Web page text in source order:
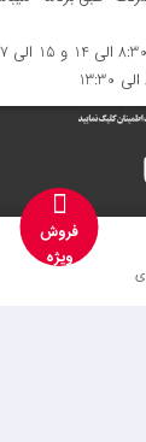
دارای
فروش
ویژه